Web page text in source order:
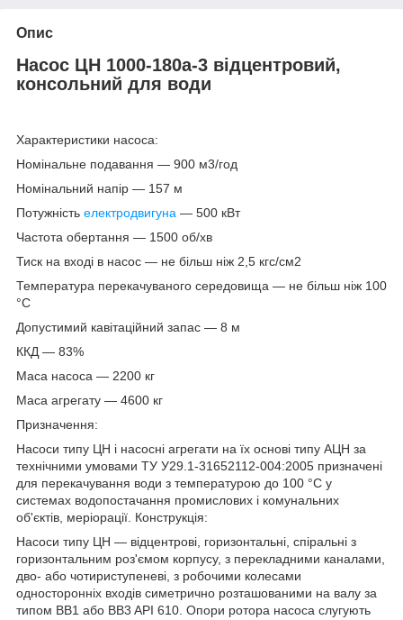
Опис
Насос ЦН 1000-180а-3 відцентровий,
консольний для води
Характеристики насоса:
Номінальне подавання — 900 м3/год
Номінальний напір — 157 м
Потужність електродвигуна — 500 кВт
Частота обертання — 1500 об/хв
Тиск на вході в насос — не більш ніж 2,5 кгс/см2
Температура перекачуваного середовища — не більш ніж 100
°C
Допустимий кавітаційний запас — 8 м
ККД — 83%
Маса насоса — 2200 кг
Маса агрегату — 4600 кг
Призначення:
Насоси типу ЦН і насосні агрегати на їх основі типу АЦН за
технічними умовами ТУ У29.1-31652112-004:2005 призначені
для перекачування води з температурою до 100 °C у
системах водопостачання промислових і комунальних
об'єктів, меріорації. Конструкція:
Насоси типу ЦН — відцентрові, горизонтальні, спіральні з
горизонтальним роз'ємом корпусу, з перекладними каналами,
дво- або чотириступеневі, з робочими колесами
односторонніх входів симетрично розташованими на валу за
типом BB1 або BB3 API 610. Опори ротора насоса слугують